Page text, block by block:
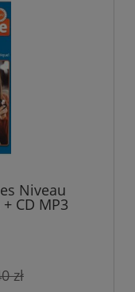
Niveau
CD MP3
zł